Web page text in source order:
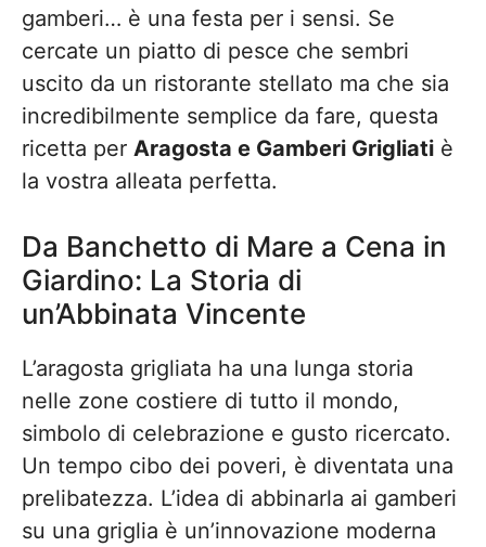
gamberi… è una festa per i sensi. Se
cercate un piatto di pesce che sembri
uscito da un ristorante stellato ma che sia
incredibilmente semplice da fare, questa
ricetta per Aragosta e Gamberi Grigliati è
la vostra alleata perfetta.
Da Banchetto di Mare a Cena in
Giardino: La Storia di
un’Abbinata Vincente
L’aragosta grigliata ha una lunga storia
nelle zone costiere di tutto il mondo,
simbolo di celebrazione e gusto ricercato.
Un tempo cibo dei poveri, è diventata una
prelibatezza. L’idea di abbinarla ai gamberi
su una griglia è un’innovazione moderna